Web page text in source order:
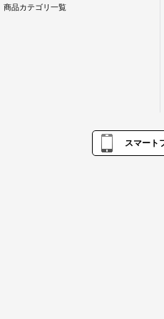
商品カテゴリ一覧
スマート